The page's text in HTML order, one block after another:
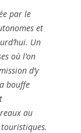
par le
et
Un
où l’on
d’y
bouffe
au